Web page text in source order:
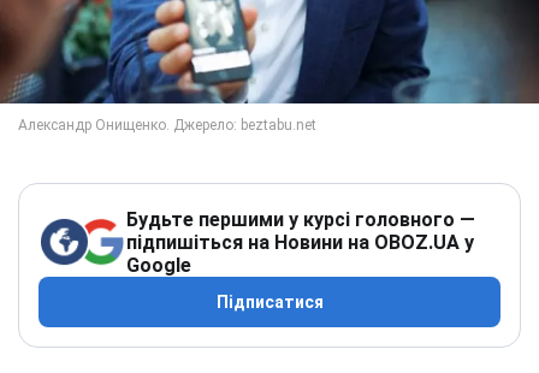
Будьте першими у курсі головного —
підпишіться на Новини на OBOZ.UA у
Google
Підписатися